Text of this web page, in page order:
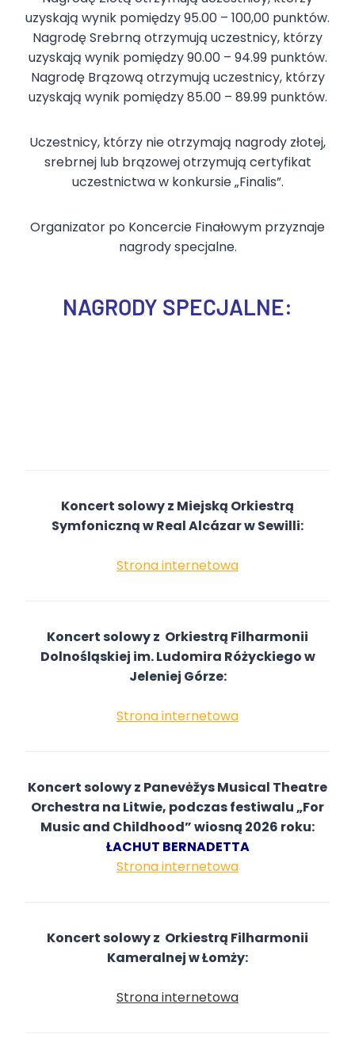
uzyskają wynik pomiędzy 95.00 – 100,00 punktów.
Nagrodę Srebrną otrzymują uczestnicy, którzy
uzyskają wynik pomiędzy 90.00 – 94.99 punktów.
Nagrodę Brązową otrzymują uczestnicy, którzy
uzyskają wynik pomiędzy 85.00 – 89.99 punktów.
Uczestnicy, którzy nie otrzymają nagrody złotej,
srebrnej lub brązowej otrzymują certyfikat
uczestnictwa w konkursie „Finalis”.
Organizator po Koncercie Finałowym przyznaje
nagrody specjalne.
NAGRODY SPECJALNE:
Koncert solowy z Miejską Orkiestrą
Symfoniczną w Real Alcázar w Sewilli:
Strona internetowa
Koncert solowy z Orkiestrą Filharmonii
Dolnośląskiej im. Ludomira Różyckiego w
Jeleniej Górze:
Strona internetowa
Koncert solowy z Panevėžys Musical Theatre
Orchestra na Litwie, podczas festiwalu „For
Music and Childhood” wiosną 2026 roku:
ŁACHUT BERNADETTA
Strona internetowa
Koncert solowy z Orkiestrą Filharmonii
Kameralnej w Łomży:
Strona internetowa